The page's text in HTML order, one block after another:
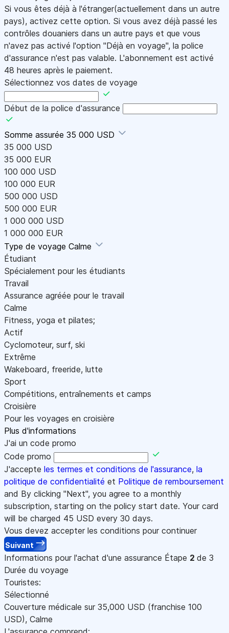
Si vous êtes déjà à l'étranger(actuellement dans un autre
pays), activez cette option. Si vous avez déjà passé les
contrôles douaniers dans un autre pays et que vous
n'avez pas activé l'option "Déjà en voyage", la police
d'assurance n'est pas valable. L'abonnement est activé
48 heures après le paiement.
Sélectionnez vos dates de voyage
Début de la police d'assurance
Somme assurée 35 000 USD
35 000 USD
35 000 EUR
100 000 USD
100 000 EUR
500 000 USD
500 000 EUR
1 000 000 USD
1 000 000 EUR
Type de voyage Calme
Étudiant
Spécialement pour les étudiants
Travail
Assurance agréée pour le travail
Calme
Fitness, yoga et pilates;
Actif
Cyclomoteur, surf, ski
Extrême
Wakeboard, freeride, lutte
Sport
Compétitions, entraînements et camps
Croisière
Pour les voyages en croisière
Plus d'informations
J'ai un code promo
Code promo
J'accepte les termes et conditions de l'assurance, la
politique de confidentialité et Politique de remboursement
and By clicking "Next", you agree to a monthly
subscription, starting on the policy start date. Your card
will be charged 45 USD every 30 days.
Vous devez accepter les conditions pour continuer
Suivant
Informations pour l'achat d'une assurance Étape 2 de 3
Durée du voyage
Touristes:
Sélectionné
Couverture médicale sur 35,000 USD (franchise 100
USD), Calme